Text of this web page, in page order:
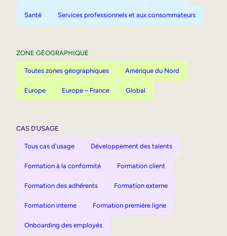
Santé Services professionnels et aux consommateurs
ZONE GÉOGRAPHIQUE
Toutes zones géographiques Amérique du Nord
Europe Europe – France Global
CAS D’USAGE
Tous cas d'usage Développement des talents
Formation à la conformité Formation client
Formation des adhérents Formation externe
Formation interne Formation première ligne
Onboarding des employés